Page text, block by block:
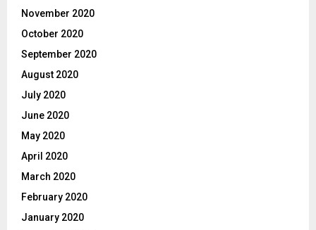
November 2020
October 2020
September 2020
August 2020
July 2020
June 2020
May 2020
April 2020
March 2020
February 2020
January 2020